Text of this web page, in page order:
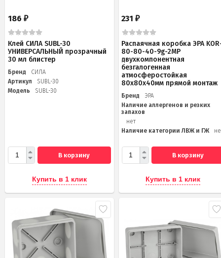
186 ₽
Клей СИЛА SUBL-30
УНИВЕРСАЛЬНЫЙ прозрачный
30 мл блистер
Бренд
СИЛА
Артикул
SUBL-30
Модель
SUBL-30
В корзину
Купить в 1 клик
231₽
Распаячная коробка ЭРА
80-80-40-9g-2MP
двухкомпонентная
безгалогенная
атмосферостойкая
80х80х40мм прямой монтаж
Бренд
ЭРА
Наличие аллергенов и резких
запахов
нет
Наличие категории ЛВЖ и ГЖ
В корзину
Купить в 1 клик